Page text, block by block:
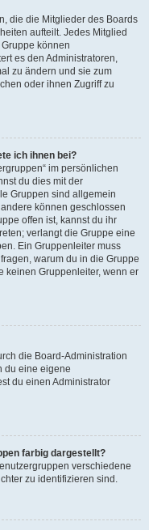
die die Mitglieder des Boards
aufteilt. Jedes Mitglied
können
es den Administratoren,
zu ändern und sie zum
oder ihnen Zugriff zu
ich ihnen bei?
im persönlichen
du dies mit der
Gruppen sind allgemein
können geschlossen
offen ist, kannst du ihr
verlangt die Gruppe eine
Ein Gruppenleiter muss
warum du in die Gruppe
keinen Gruppenleiter, wenn er
die Board-Administration
du eine eigene
du einen Administrator
farbig dargestellt?
verschiedene
zu identifizieren sind.